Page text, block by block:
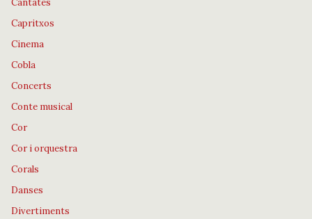
Cantates
Capritxos
Cinema
Cobla
Concerts
Conte musical
Cor
Cor i orquestra
Corals
Danses
Divertiments